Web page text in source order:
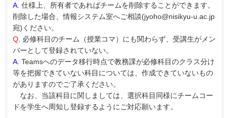
A. 仕様上、所有者であればチームを削除することができます。
削除した場合、情報システム室へご相談(jyoho@nisikyu-u.ac.jp
宛)ください。
Q. 必修科目のチーム（授業コマ）にも関わらず、受講生がメン
バーとして登録されていない。
A. Teamsへのデータ移行時点で教務課が必修科目のクラス分け
等を把握できていない科目については、作成できていないもの
がありますのでご了承ください。
なお、当該科目に関しましては、選択科目同様にチームコー
ドを学生へ周知し登録するようにご対応願います。